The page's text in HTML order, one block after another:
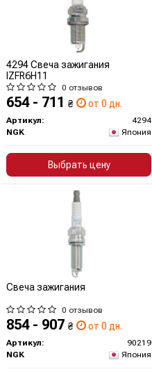
4294 Свеча зажигания
IZFR6H11
0 отзывов
654 - 711 ₴ от 0 дн.
Артикул:
4294
NGK
Япония
Выбрать цену
Свеча зажигания
0 отзывов
854 - 907 ₴ от 0 дн.
Артикул:
90219
NGK
Япония